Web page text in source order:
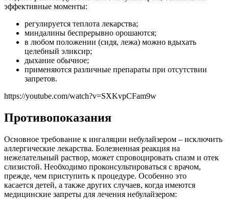
эффективные моменты:
регулируется теплота лекарства;
миндалины беспрерывно орошаются;
в любом положении (сидя, лежа) можно вдыхать
целебный эликсир;
дыхание обычное;
применяются различные препараты при отсутствии
запретов.
https://youtube.com/watch?v=SXKvpCFam9w
Противопоказания
Основное требование к ингаляции небулайзером – исключить
аллергические лекарства. Болезненная реакция на
нежелательный раствор, может спровоцировать спазм и отек
слизистой. Необходимо проконсультироваться с врачом,
прежде, чем приступить к процедуре. Особенно это
касается детей, а также других случаев, когда имеются
медицинские запреты для лечения небулайзером: